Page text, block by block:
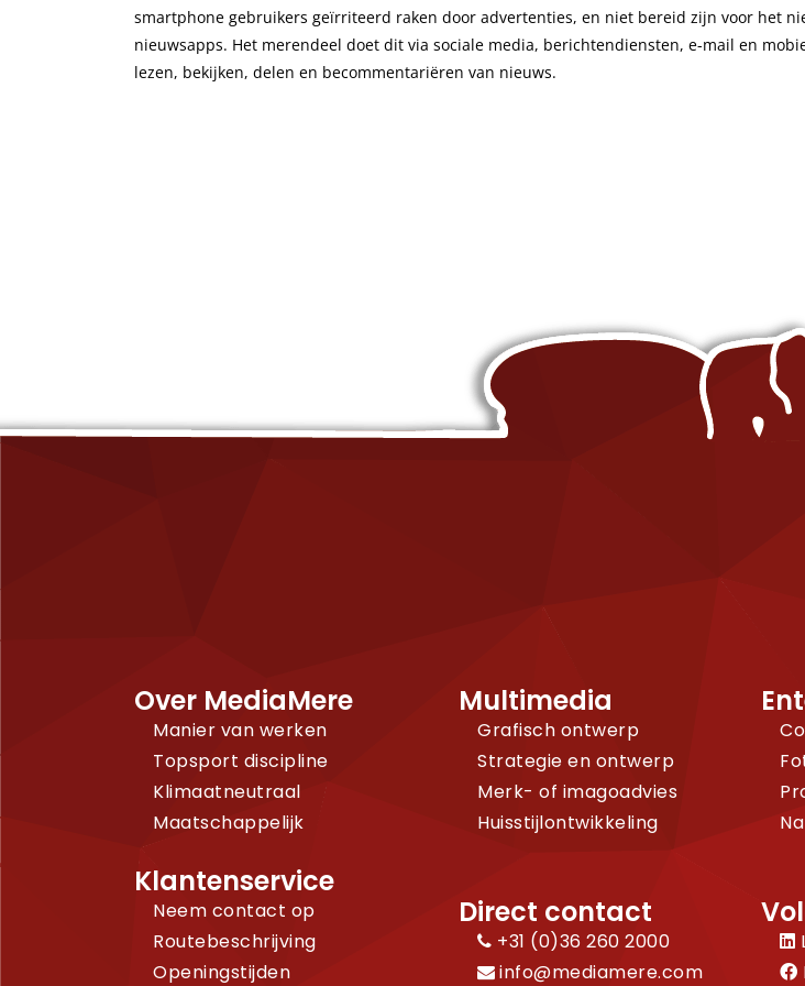
Content
smartphone gebruikers geïrriteerd raken door advertenties, en niet bereid zijn voor het
nieuwsapps. Het merendeel doet dit via sociale media, berichtendiensten, e-mail en
lezen, bekijken, delen en becommentariëren van nieuws.
Over MediaMere
Manier van werken
Topsport discipline
Klimaatneutraal
Maatschappelijk
Klantenservice
Neem contact op
Routebeschrijving
Openingstijden
Multimedia
Grafisch ontwerp
Strategie en ontwerp
Merk- of imagoadvies
Huisstijlontwikkeling
Direct contact
+31 (0)36 260 2000
info@mediamere.com